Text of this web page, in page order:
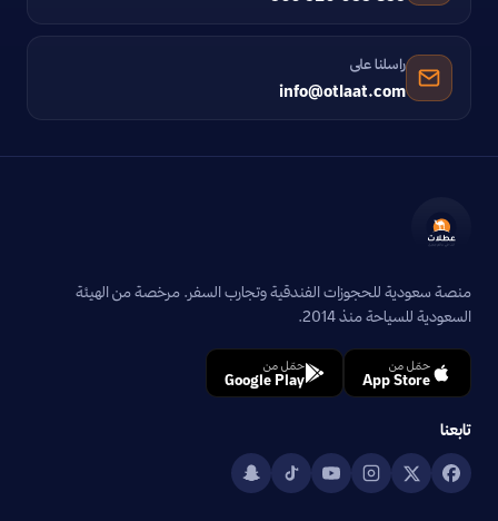
راسلنا على
info@otlaat.com
منصة سعودية للحجوزات الفندقية وتجارب السفر. مرخصة من الهيئة
السعودية للسياحة منذ 2014.
حمّل من
App Store
حمّل من
Google Play
تابعنا